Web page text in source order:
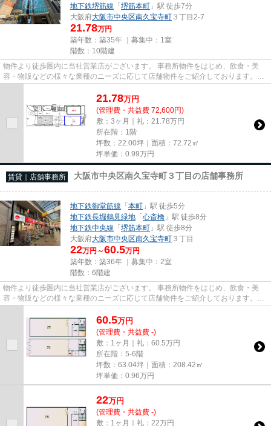
地下鉄堺筋線 「堺筋本町 」駅 徒歩7分
大阪府大阪市中央区南久宝寺町 ３丁目2-7
21.78万円
築年数：築35年 ｜募集中： 1室
階数：10階建
物件より徒歩圏内に当社営業店がございます。 事務所物件をはじめ、飲食・美
容・物販などの様々な業種のニーズに応じて店舗物件をご紹介しております。
尚、弊社ではおとり広告は一切...
21.78万円
(管理費・共益費 72,600円)
敷：3ヶ月｜礼：21.78万円
所在階：1階
坪数：22.00坪｜面積：72.72㎡
坪単価： 0.99万円
賃貸｜店舗事務所 大阪市中央区南久宝寺町３丁目の店舗事務所
地下鉄御堂筋線 「本町 」駅 徒歩5分
地下鉄長堀鶴見緑地 「心斎橋 」駅 徒歩8分
地下鉄中央線 「堺筋本町 」駅 徒歩8分
大阪府大阪市中央区南久宝寺町 ３丁目
22万円～60.5万円
築年数：築36年 ｜募集中： 2室
階数：6階建
物件より徒歩圏内に当社営業店がございます。 事務所物件をはじめ、飲食・美
容・物販などの様々な業種のニーズに応じて店舗物件をご紹介しております。
尚、弊社ではおとり広告は一切...
60.5万円
(管理費・共益費 -)
敷：1ヶ月｜礼：60.5万円
所在階：5-6階
坪数：63.04坪｜面積：208.42㎡
坪単価： 0.96万円
22万円
(管理費・共益費 -)
敷：1ヶ月｜礼：22万円